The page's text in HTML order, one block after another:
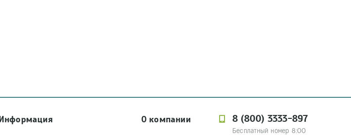
Информация О компании 8 (800) 3333-897
Бесплатный номер 8:00